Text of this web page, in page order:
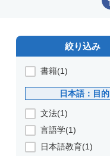
絞り込み
書籍(1)
日本語：目的
文法(1)
言語学(1)
日本語教育(1)